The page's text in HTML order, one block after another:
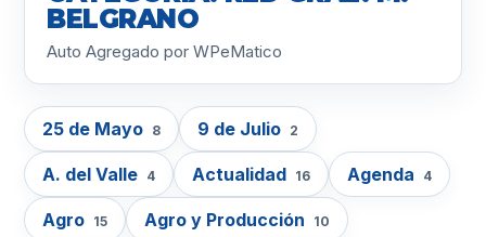
BELGRANO
Auto Agregado por WPeMatico
25 de Mayo 8 9 de Julio 2
A. del Valle 4 Actualidad 16 Agenda 4
Agro 15 Agro y Producción 10